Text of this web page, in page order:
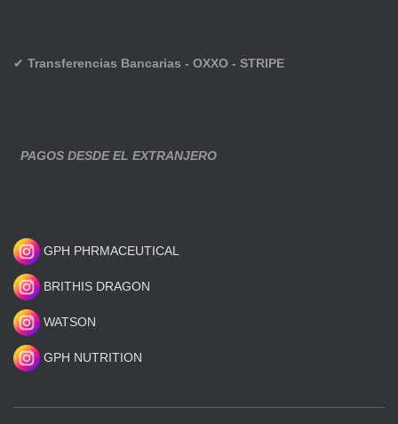
✔ Transferencias Bancarias - OXXO - STRIPE
PAGOS DESDE EL EXTRANJERO
GPH PHRMACEUTICAL
BRITHIS DRAGON
WATSON
GPH NUTRITION